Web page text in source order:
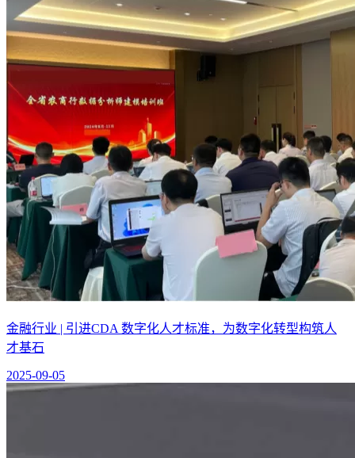
金融行业 | 引进CDA 数字化人才标准，为数字化转型构筑人
才基石
2025-09-05